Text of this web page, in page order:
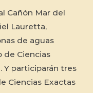
Cañón Mar del
Lauretta,
de aguas
de Ciencias
Y participarán tres
Ciencias Exactas